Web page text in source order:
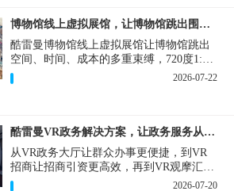
博物馆线上虚拟展馆，让博物馆跳出围墙让历史随处可及
酷雷曼博物馆线上虚拟展馆让博物馆跳出
空间、时间、成本的多重束缚，720度1:1
实景复刻的VR数字展厅，已经成为博物馆
数字化刚需新基建。
2026-07-22
酷雷曼VR政务解决方案，让政务服务从“看得见”开始
从VR政务大厅让群众办事更便捷，到VR
招商让招商引资更高效，再到VR观摩汇报
让政务成果更直观，酷雷曼VR政务解决方
2026-07-20